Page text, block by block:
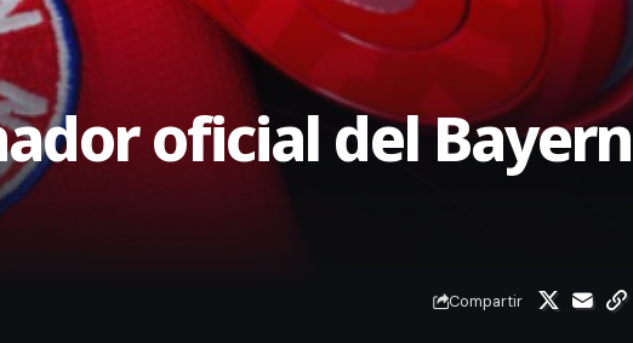
oficial del Bayern
Compartir